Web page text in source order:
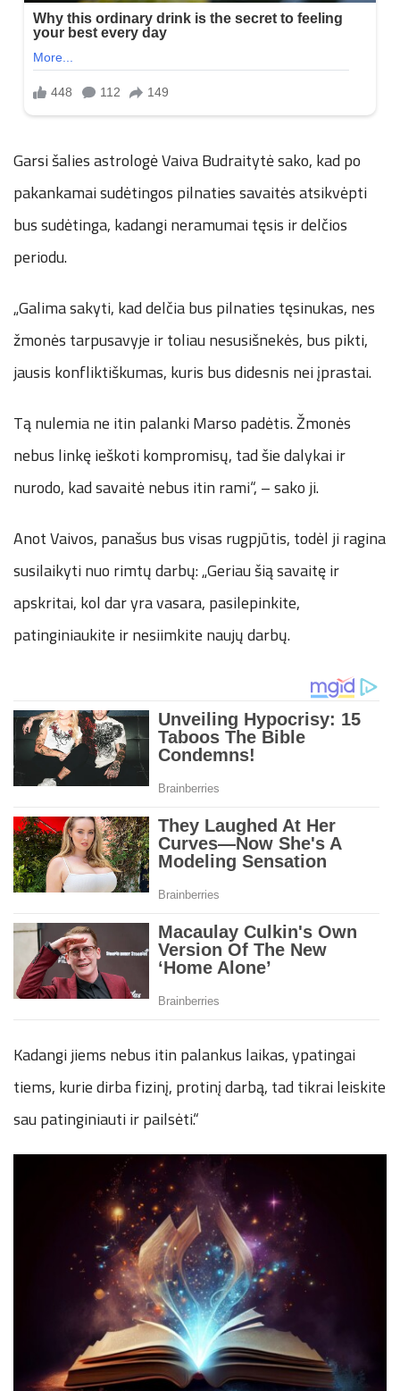
Garsi šalies astrologė Vaiva Budraitytė sako, kad po
pakankamai sudėtingos pilnaties savaitės atsikvėpti
bus sudėtinga, kadangi neramumai tęsis ir delčios
periodu.
„Galima sakyti, kad delčia bus pilnaties tęsinukas, nes
žmonės tarpusavyje ir toliau nesusišnekės, bus pikti,
jausis konfliktiškumas, kuris bus didesnis nei įprastai.
Tą nulemia ne itin palanki Marso padėtis. Žmonės
nebus linkę ieškoti kompromisų, tad šie dalykai ir
nurodo, kad savaitė nebus itin rami“, – sako ji.
Anot Vaivos, panašus bus visas rugpjūtis, todėl ji ragina
susilaikyti nuo rimtų darbų: „Geriau šią savaitę ir
apskritai, kol dar yra vasara, pasilepinkite,
patinginiaukite ir nesiimkite naujų darbų.
Kadangi jiems nebus itin palankus laikas, ypatingai
tiems, kurie dirba fizinį, protinį darbą, tad tikrai leiskite
sau patinginiauti ir pailsėti.“